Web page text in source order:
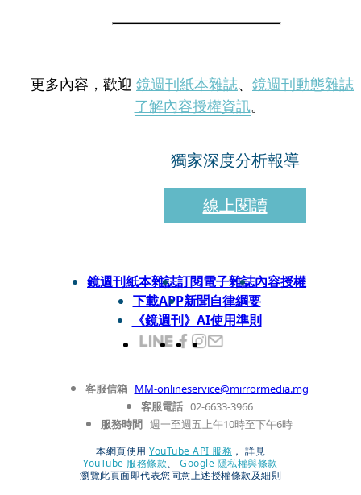
更多內容，歡迎 鏡週刊紙本雜誌、 鏡週刊動態雜誌
了解內容授權資訊。
獨家深度分析報導
線上閱讀
鏡週刊紙本雜誌訂閱電子雜誌內容授權
下載APP新聞自律綱要
《鏡週刊》AI使用準則
客服信箱 MM-onlineservice@mirrormedia.mg
客服電話 02-6633-3966
服務時間 週一至週五上午10時至下午6時
本網頁使用 YouTube API 服務 ， 詳見
YouTube 服務條款、
Google 隱私權與條款
瀏覽此頁面即代表您同意上述授權條款及細則